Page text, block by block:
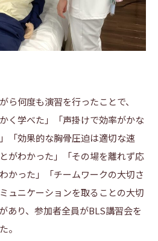
ら何度も演習を行ったことで、
く学べた」「声掛けで効率がかな
「効果的な胸骨圧迫は適切な速
がわかった」「その場を離れず応
かった」「チームワークの大切さ
ュニケーションを取ることの大切
あり、参加者全員がBLS講習会を
。